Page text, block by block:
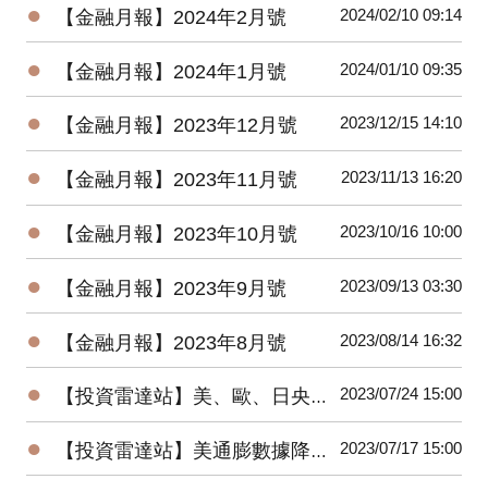
● 【金融月報】2024年2月號 2024/02/10 09:14
● 【金融月報】2024年1月號 2024/01/10 09:35
● 【金融月報】2023年12月號 2023/12/15 14:10
● 【金融月報】2023年11月號 2023/11/13 16:20
● 【金融月報】2023年10月號 2023/10/16 10:00
● 【金融月報】2023年9月號 2023/09/13 03:30
● 【金融月報】2023年8月號 2023/08/14 16:32
● 【投資雷達站】美、歐、日央行會議召開，AI科技股財報重磅登場 2023/07/24 15:00
● 【投資雷達站】美通膨數據降溫，全球股市大漲，美元指數跌破100大關 2023/07/17 15:00